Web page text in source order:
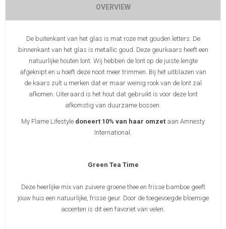
OVERVIEW
De buitenkant van het glas is mat roze met gouden letters. De
binnenkant van het glas is metallic goud. Deze geurkaars heeft een
natuurlijke houten lont. Wij hebben de lont op de juiste lengte
afgeknipt en u hoeft deze nooit meer trimmen. Bij het uitblazen van
de kaars zult u merken dat er maar weinig rook van de lont zal
afkomen. Uiteraard is het hout dat gebruikt is voor deze lont
afkomstig van duurzame bossen.
My Flame Lifestyle doneert 10% van haar omzet aan Amnesty
International.
Green Tea Time
Deze heerlijke mix van zuivere groene thee en frisse bamboe geeft
jouw huis een natuurlijke, frisse geur. Door de toegevoegde bloemige
accenten is dit een favoriet van velen.